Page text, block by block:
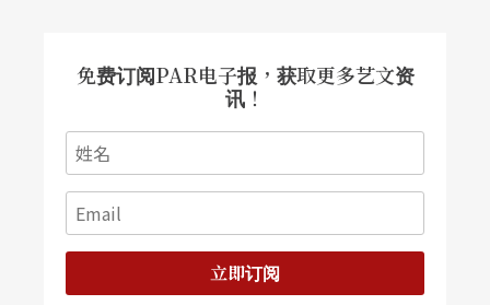
免费订阅PAR电子报，获取更多艺文资
讯！
立即订阅